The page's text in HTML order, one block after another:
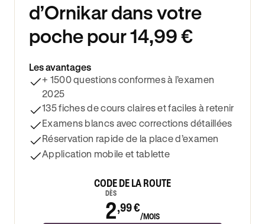
d’Ornikar dans votre
poche pour 14,99 €
Les avantages
+ 1500 questions conformes à l’examen
2025
135 fiches de cours claires et faciles à retenir
Examens blancs avec corrections détaillées
Réservation rapide de la place d’examen
Application mobile et tablette
CODE DE LA ROUTE
DÈS
2,99 €
/MOIS